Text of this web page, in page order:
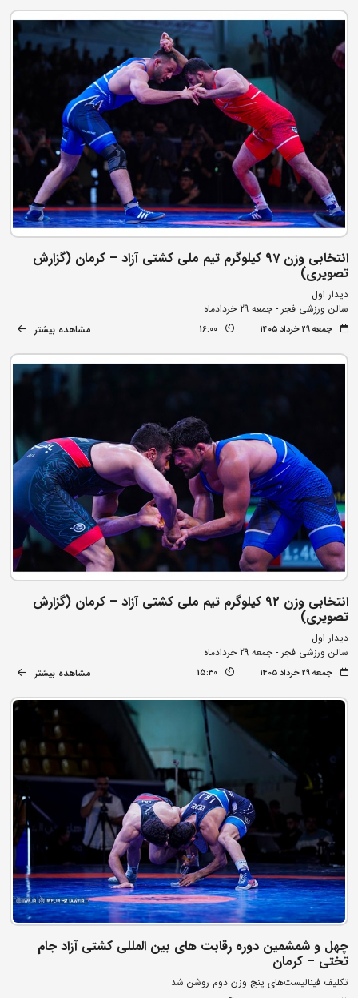
انتخابی وزن 97 کیلوگرم تیم ملی کشتی آزاد – کرمان (گزارش
تصویری)
دیدار اول
سالن ورزشی فجر - جمعه 29 خردادماه
جمعه ۲۹ خرداد ۱۴۰۵ 16:00 مشاهده بیشتر
انتخابی وزن 92 کیلوگرم تیم ملی کشتی آزاد – کرمان (گزارش
تصویری)
دیدار اول
سالن ورزشی فجر - جمعه 29 خردادماه
جمعه ۲۹ خرداد ۱۴۰۵ 15:30 مشاهده بیشتر
چهل و شمشمین دوره رقابت های بین المللی کشتی آزاد جام
تختی – کرمان
تکلیف فینالیست‌های پنج وزن دوم روشن شد